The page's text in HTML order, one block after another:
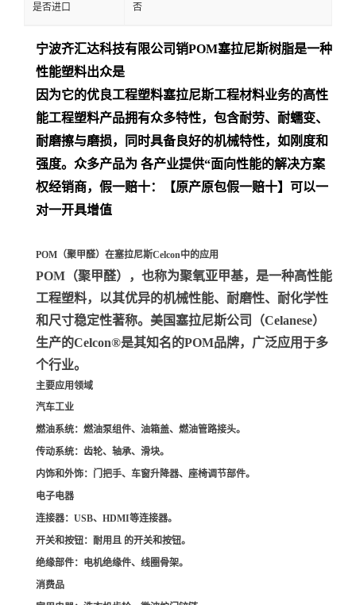
是否进口 否
宁波齐汇达科技有限公司销POM塞拉尼斯树脂是一种
性能塑料出众是
因为它的优良工程塑料塞拉尼斯工程材料业务的高性
能工程塑料产品拥有众多特性，包含耐劳、耐蠕变、
耐磨擦与磨损，同时具备良好的机械特性，如刚度和
强度。众多产品为 各产业提供“面向性能的解决方案
权经销商，假一赔十：【原产原包假一赔十】可以一
对一开具增值
POM（聚甲醛）在塞拉尼斯Celcon中的应用
POM（聚甲醛）
，也称为聚氧亚甲基，是一种高性能
工程塑料，以其优异的机械性能、耐磨性、耐化学性
和尺寸稳定性著称。美国塞拉尼斯公司（Celanese）
生产的Celcon®是其知名的POM品牌，广泛应用于多
个行业。
主要应用领域
汽车工业
燃油系统：燃油泵组件、油箱盖、燃油管路接头。
传动系统：齿轮、轴承、滑块。
内饰和外饰：门把手、车窗升降器、座椅调节部件。
电子电器
连接器：USB、HDMI等连接器。
开关和按钮：耐用且 的开关和按钮。
绝缘部件：电机绝缘件、线圈骨架。
消费品